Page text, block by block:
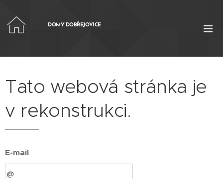
DOMY DOBŘEJOVICE
Tato webová stránka je
v rekonstrukci.
E-mail